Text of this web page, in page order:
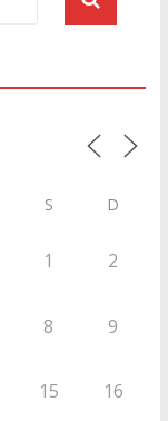
S D
1 2
8 9
15 16